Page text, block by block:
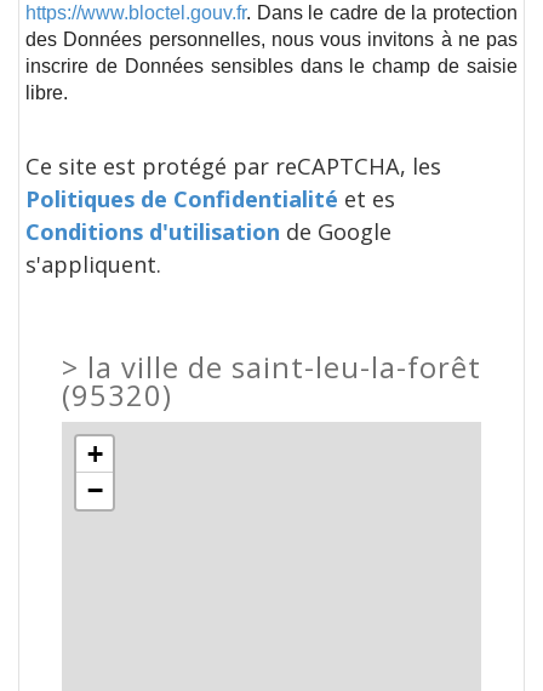
https://www.bloctel.gouv.fr. Dans le cadre de la protection
des Données personnelles, nous vous invitons à ne pas
inscrire de Données sensibles dans le champ de saisie
libre.
Ce site est protégé par reCAPTCHA, les
Politiques de Confidentialité et es
Conditions d'utilisation de Google
s'appliquent.
> la ville de saint-leu-la-forêt
(95320)
+
−